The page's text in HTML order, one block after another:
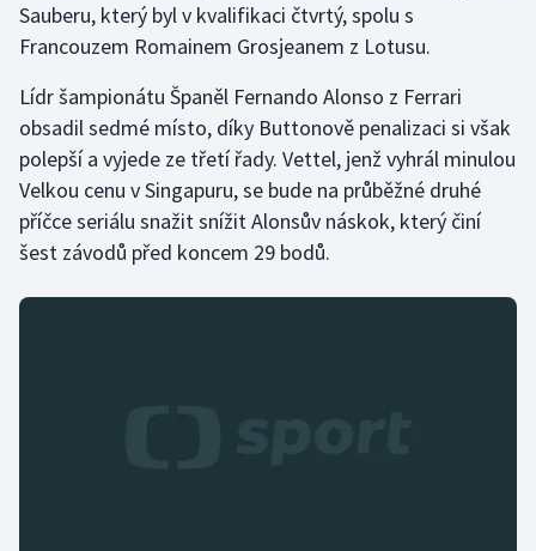
Judo
Krasobruslení
Lezení
Lyže a snowboard
Moderní pětiboj
Sauberu, který byl v kvalifikaci čtvrtý, spolu s
Francouzem Romainem Grosjeanem z Lotusu.
Lídr šampionátu Španěl Fernando Alonso z Ferrari
obsadil sedmé místo, díky Buttonově penalizaci si však
polepší a vyjede ze třetí řady. Vettel, jenž vyhrál minulou
Velkou cenu v Singapuru, se bude na průběžné druhé
příčce seriálu snažit snížit Alonsův náskok, který činí
šest závodů před koncem 29 bodů.